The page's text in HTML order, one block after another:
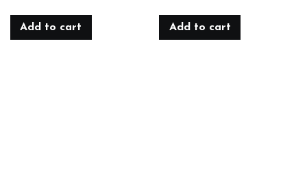
Add to cart Add to cart